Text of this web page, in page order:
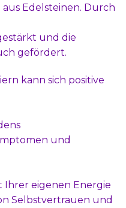
aus Edelsteinen. Durch
und die
gefördert.
kann sich positive
und
Ihrer eigenen Energie
Selbstvertrauen und